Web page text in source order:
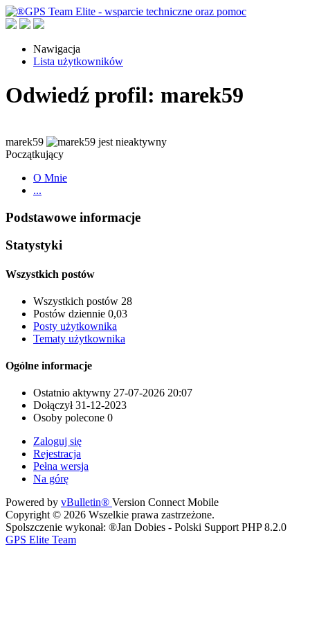
Nawigacja
Lista użytkowników
Odwiedź profil: marek59
marek59
Początkujący
O Mnie
...
Podstawowe informacje
Statystyki
Wszystkich postów
Wszystkich postów 28
Postów dziennie 0,03
Posty użytkownika
Tematy użytkownika
Ogólne informacje
Ostatnio aktywny 27-07-2026 20:07
Dołączył 31-12-2023
Osoby polecone 0
Zaloguj się
Rejestracja
Pełna wersja
Na górę
Powered by vBulletin® Version Connect Mobile
Copyright © 2026 Wszelkie prawa zastrzeżone.
Spolszczenie wykonał: ®Jan Dobies - Polski Support PHP 8.2.0
GPS Elite Team